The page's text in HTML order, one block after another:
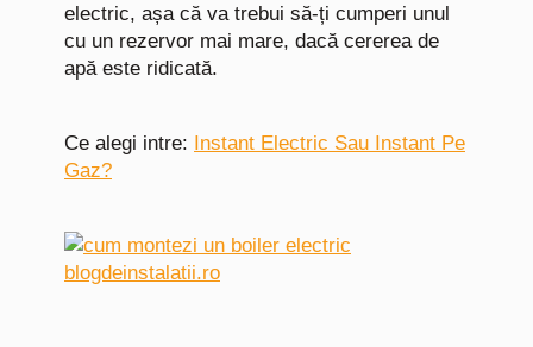
electric, așa că va trebui să-ți cumperi unul
cu un rezervor mai mare, dacă cererea de
apă este ridicată.
Ce alegi intre: Instant Electric Sau Instant Pe
Gaz?